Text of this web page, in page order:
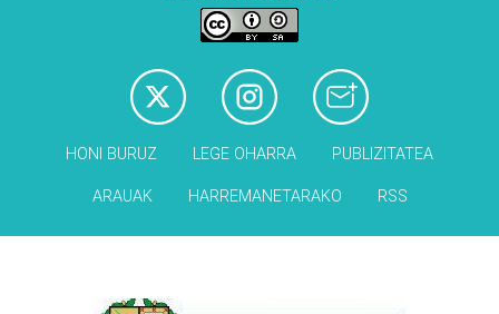
HONI BURUZ LEGE OHARRA PUBLIZITATEA
ARAUAK HARREMANETARAKO RSS